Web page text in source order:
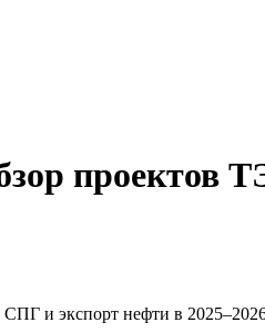
и экспорт нефти в 2025–2026